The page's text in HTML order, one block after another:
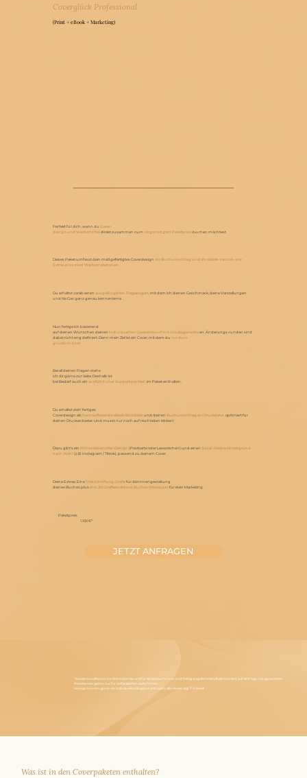
Coverglück Professional
(Print + eBook + Marketing)
Perfekt für dich, wenn duCover-
design und Werbemittel direkt zusammen zumvergünstigten Paketpreis buchen möchtest.
Dieses Paket umfasst dein maßgefertigtes Coverdesignals Buchumschlag und als eBook-Version, vier
Extras plus zwei Werbematerialien.
Du erhältst vorab einen ausgeklügelten Fragebogen , mit dem ich deinen Geschmack, deine Vorstellungen
und No Gos ganz genau kennenlerne.
Nun fertige ich basierend
auf deinen Wünschen deinenindividuellen Coverentwurf mit Glücksgarantiean. Änderungs-runden sind
dabei nicht eng definiert. Denn mein Ziel ist ein Cover, mit dem durundum
glücklich bist!
Dazu gibt's ein Printwerbemittel-Design (Postkarte oder Lesezeichen) und einenSocial-Media-Hintergrund
nach Wahl
(z.B. Instagram / Tiktok), passend zu deinem Cover.
Bei all deinen Fragen stehe
ich dir gerne zur Seite. Deshalb ist
bei Bedarf auch ein ausführlicher Support per Mail im Paket enthalten.
Du erhältst dein fertiges
Coverdesign alshochauflösende eBook-Bilddatei und deinen Buchumschlag als Druckdatei, optimiert für
deinen Druckanbieter. Und musst nur noch auf Hochladen klicken!
Deine Extras: EineTitelschriftzug-Grafikfür die Innengestaltung
deines Buches plusdrei 3D-Grafiken deines Buches (Mockups) für dein Marketing.
Paketpreis
1.100 €*
JETZT ANFRAGEN
*Sonderkonditionen für Reihenbände und für Kinderbuchcover (mit fertig angelieferten Illustrationen) auf Anfrage. Die genannten
Paketpreise gelten nur für Selfpublisher-Autor*innen.
Verlage können gerne ein individuelles Angebot anfragen. Alle Preise zzgl. 7 % Mwst.
Was ist in den Coverpaketen enthalten?